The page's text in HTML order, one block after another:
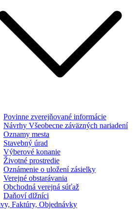
Povinne zverejňované informácie
Návrhy Všeobecne záväzných nariadení
Oznamy mesta
Stavebný úrad
Výberové konanie
Životné prostredie
Oznámenie o uložení zásielky
Verejné obstarávania
Obchodná verejná súťaž
Daňoví dlžníci
Faktúry, Objednávky